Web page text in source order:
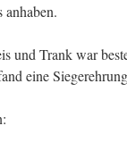
anhaben.
und Trank war
eine